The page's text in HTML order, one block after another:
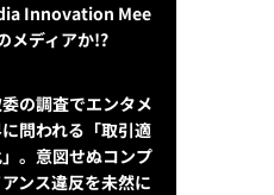
Innovation Mee
メディアか!?
の調査でエンタメ
問われる「取引適
。意図せぬコンプ
ンス違反を未然に